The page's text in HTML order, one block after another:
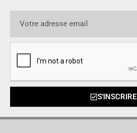
S'INSCRIRE